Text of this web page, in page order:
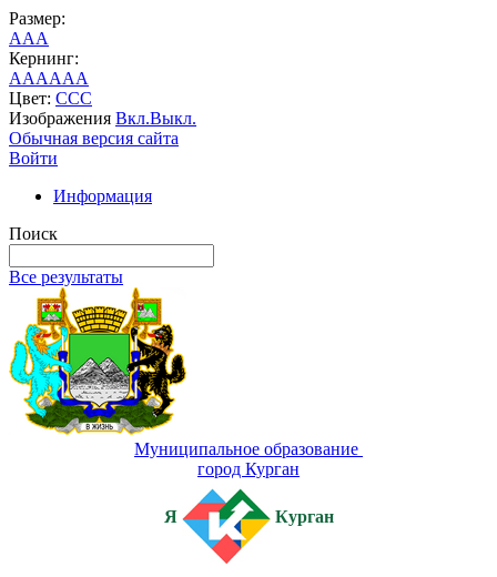
Размер:
AAA
Кернинг:
AAAAAA
Цвет: CCC
Изображения Вкл.Выкл.
Обычная версия сайта
Войти
Информация
Поиск
Все результаты
Муниципальное образование
город Курган
Я Курган